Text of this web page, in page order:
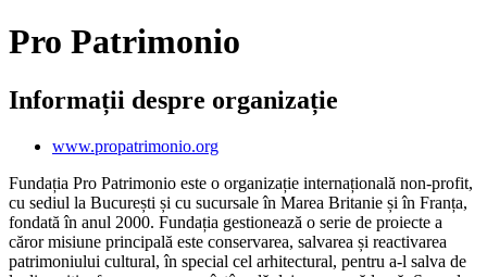
Pro Patrimonio
Informații despre organizație
www.propatrimonio.org
Fundația Pro Patrimonio este o organizație internațională non-profit,
cu sediul la București și cu sucursale în Marea Britanie și în Franța,
fondată în anul 2000. Fundația gestionează o serie de proiecte a
căror misiune principală este conservarea, salvarea și reactivarea
patrimoniului cultural, în special cel arhitectural, pentru a-l salva de